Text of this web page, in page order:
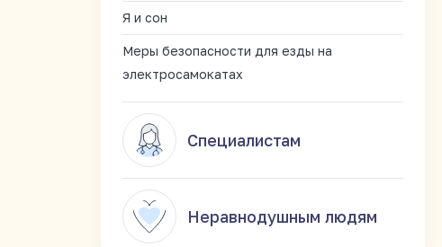
Я и сон
Меры безопасности для езды на
электросамокатах
Специалистам
Неравнодушным людям